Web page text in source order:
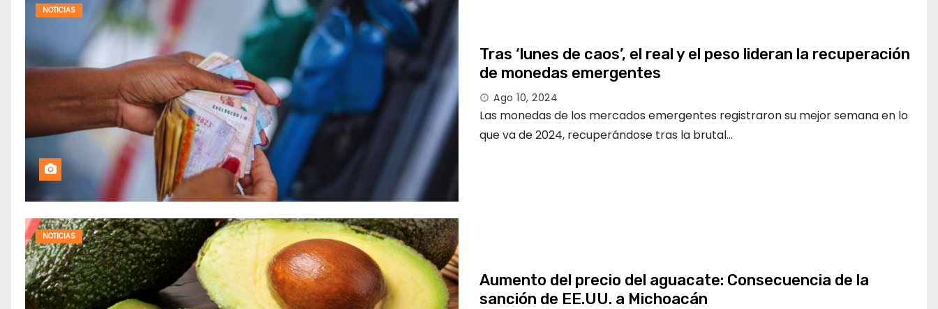
NOTICIAS
Tras ‘lunes de caos’, el real y el peso lideran la recuperación
de monedas emergentes
Ago 10, 2024
Las monedas de los mercados emergentes registraron su mejor semana en lo
que va de 2024, recuperándose tras la brutal…
NOTICIAS
Aumento del precio del aguacate: Consecuencia de la
sanción de EE.UU. a Michoacán